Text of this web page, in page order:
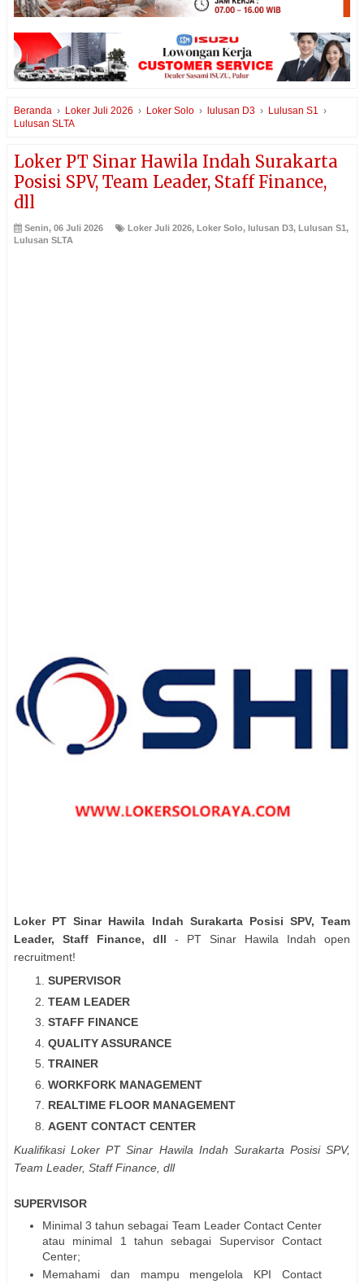
Beranda › Loker Juli 2026 › Loker Solo › lulusan D3 › Lulusan S1
›
Lulusan SLTA
Loker PT Sinar Hawila Indah Surakarta
Posisi SPV, Team Leader, Staff Finance,
dll
Senin, 06 Juli 2026 Loker Juli 2026, Loker Solo, lulusan D3, Lulusan S1,
Lulusan SLTA
Loker PT Sinar Hawila Indah Surakarta Posisi SPV, Team
Leader, Staff Finance, dll - PT Sinar Hawila Indah open
recruitment!
SUPERVISOR
TEAM LEADER
STAFF FINANCE
QUALITY ASSURANCE
TRAINER
WORKFORK MANAGEMENT
REALTIME FLOOR MANAGEMENT
AGENT CONTACT CENTER
Kualifikasi Loker PT Sinar Hawila Indah Surakarta Posisi SPV,
Team Leader, Staff Finance, dll
SUPERVISOR
Minimal 3 tahun sebagai Team Leader Contact Center
atau minimal 1 tahun sebagai Supervisor Contact
Center;
Memahami dan mampu mengelola KPI Contact